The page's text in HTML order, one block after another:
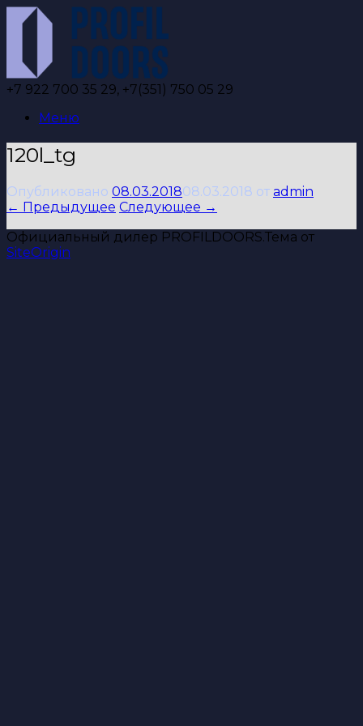
Перейти
содержанию
+7 922 700 35 29, +7(351) 750 05 29
Меню
120l_tg
Опубликовано 08.03.201808.03.2018 от admin
← Предыдущее Следующее →
Официальный дилер PROFILDOORS.Тема от
SiteOrigin